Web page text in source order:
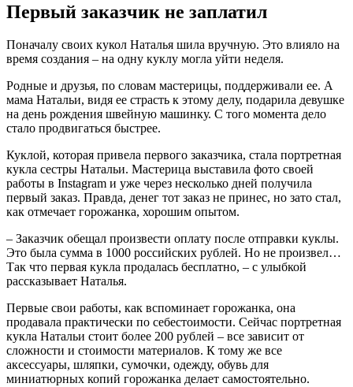
Первый заказчик не заплатил
Поначалу своих кукол Наталья шила вручную. Это влияло на
время создания – на одну куклу могла уйти неделя.
Родные и друзья, по словам мастерицы, поддерживали ее. А
мама Натальи, видя ее страсть к этому делу, подарила девушке
на день рождения швейную машинку. С того момента дело
стало продвигаться быстрее.
Куклой, которая привела первого заказчика, стала портретная
кукла сестры Натальи. Мастерица выставила фото своей
работы в Instagram и уже через несколько дней получила
первый заказ. Правда, денег тот заказ не принес, но зато стал,
как отмечает горожанка, хорошим опытом.
– Заказчик обещал произвести оплату после отправки куклы.
Это была сумма в 1000 российских рублей. Но не произвел…
Так что первая кукла продалась бесплатно, – с улыбкой
рассказывает Наталья.
Первые свои работы, как вспоминает горожанка, она
продавала практически по себестоимости. Сейчас портретная
кукла Натальи стоит более 200 рублей – все зависит от
сложности и стоимости материалов. К тому же все
аксессуары, шляпки, сумочки, одежду, обувь для
миниатюрных копий горожанка делает самостоятельно.